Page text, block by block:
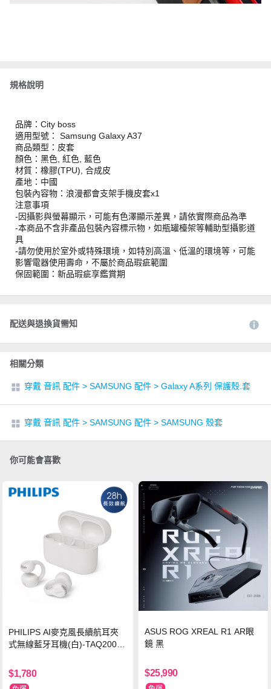
規格說明
品牌：City boss
適用型號： Samsung Galaxy A37
商品類型：皮套
顏色：黑色, 紅色, 藍色
材質：橡膠(TPU), 合成皮
產地：中國
包裝內容物：浪漫都會支架手機皮套x1
注意事項
-因攝影與螢幕顯示，可能有色澤顯示差異，請依實際商品為準
-本商品不含非產品包裝內容標示物，如瓶罐檯架等輔助型攝影道
具
-請勿使用於室外或特殊環境，如特別高溫、低溫的環境等，可能
影響電器使用壽命，不屬於商品瑕疵範圍
保固範圍：新品瑕疵享鑑賞期
配送與退換貨需知
相關分類
穿戴 音訊 配件 > SAMSUNG 配件 > Galaxy A系列 保護殼.套
穿戴 音訊 配件 > SAMSUNG 配件 > SAMSUNG 殼套
你可能會喜歡
PHILIPS AI麥克風長續航耳夾
式無線藍牙耳機(白)-TAQ2000
$1,780
ASUS ROG XREAL R1 AR眼
鏡 黑
$25,990